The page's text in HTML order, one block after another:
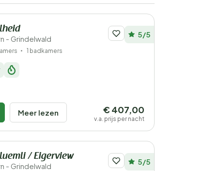
- Grindelwald 5/5
1 badkamers
Meer lezen € 407,00
v.a. prijs per nacht
/ Eigerview
- Grindelwald 5/5